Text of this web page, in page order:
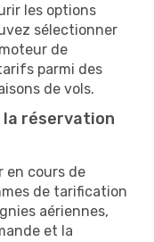
les options
sélectionner
de
parmi des
de vols.
la réservation
en cours de
de tarification
aériennes,
et la